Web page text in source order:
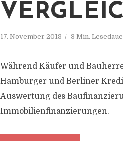
17. November 2018 3 Min.
Während Käufer und
Hamburger und Berliner
Auswertung des
Immobilienfinanzierungen.